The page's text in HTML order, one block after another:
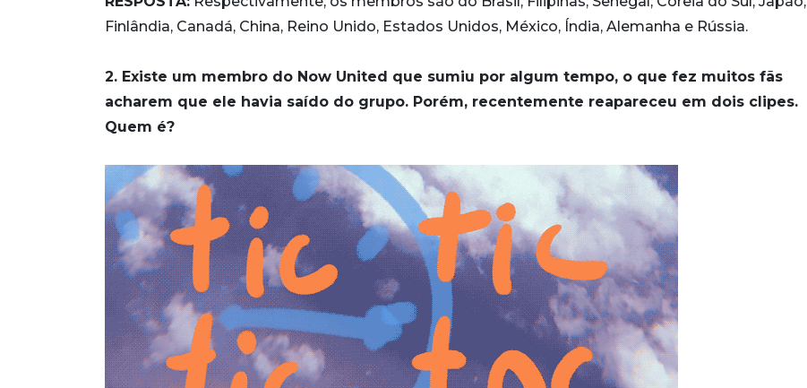
Finlândia, Canadá, China, Reino Unido, Estados Unidos, México, Índia, Alemanha e Rússia.
2. Existe um membro do Now United que sumiu por algum tempo, o que fez muitos fãs
acharem que ele havia saído do grupo. Porém, recentemente reapareceu em dois clipes.
Quem é?